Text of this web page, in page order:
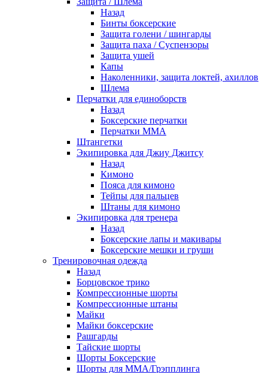
Назад
Бинты боксерские
Защита голени / шингарды
Защита паха / Суспензоры
Защита ушей
Капы
Наколенники, защита локтей, ахиллов
Шлема
Перчатки для единоборств
Назад
Боксерские перчатки
Перчатки ММА
Штангетки
Экипировка для Джиу Джитсу
Назад
Кимоно
Пояса для кимоно
Тейпы для пальцев
Штаны для кимоно
Экипировка для тренера
Назад
Боксерские лапы и макивары
Боксерские мешки и груши
Тренировочная одежда
Назад
Борцовское трико
Компрессионные шорты
Компрессионные штаны
Майки
Майки боксерские
Рашгарды
Тайские шорты
Шорты Боксерские
Шорты для ММА/Грэпплинга